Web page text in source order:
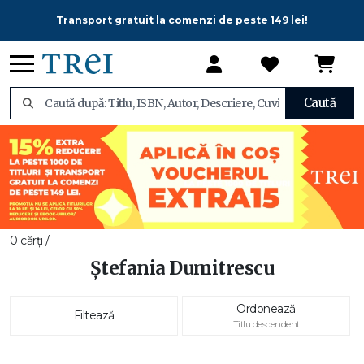
Transport gratuit la comenzi de peste 149 lei!
Caută
0 cărți /
Ștefania Dumitrescu
Filtează Ordonează
Titlu descendent